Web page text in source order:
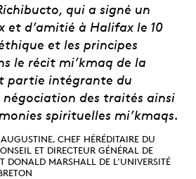
qui a signé un
et d’amitié à Halifax le 10
et les principes
le récit mi’kmaq de la
partie intégrante du
négociation des traités ainsi
spirituelles mi’kmaqs.
CHEF HÉRÉDITAIRE DU
ET DIRECTEUR GÉNÉRAL DE
DONALD MARSHALL DE L’UNIVERSITÉ